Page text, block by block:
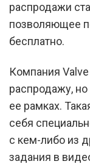
распродажи
позволяющее
бесплатно.
Компания
распродажу,
ее рамках.
себя
с кем-либо из
задания в